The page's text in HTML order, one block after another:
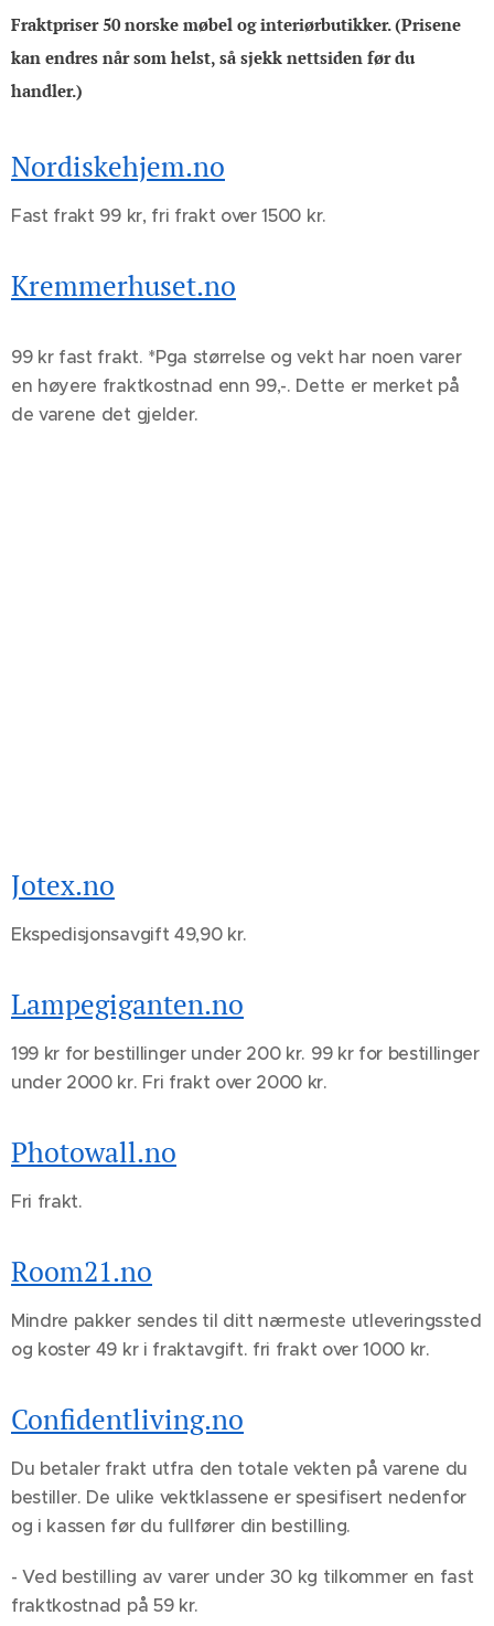
Fraktpriser 50 norske møbel og interiørbutikker. (Prisene
kan endres når som helst, så sjekk nettsiden før du
handler.)
Nordiskehjem.no
Fast frakt 99 kr, fri frakt over 1500 kr.
Kremmerhuset.no
99 kr fast frakt. *Pga størrelse og vekt har noen varer
en høyere fraktkostnad enn 99,-. Dette er merket på
de varene det gjelder.
Jotex.no
Ekspedisjonsavgift 49,90 kr.
Lampegiganten.no
199 kr for bestillinger under 200 kr. 99 kr for bestillinger
under 2000 kr. Fri frakt over 2000 kr.
Photowall.no
Fri frakt.
Room21.no
Mindre pakker sendes til ditt nærmeste utleveringssted
og koster 49 kr i fraktavgift. fri frakt over 1000 kr.
Confidentliving.no
Du betaler frakt utfra den totale vekten på varene du
bestiller. De ulike vektklassene er spesifisert nedenfor
og i kassen før du fullfører din bestilling.
- Ved bestilling av varer under 30 kg tilkommer en fast
fraktkostnad på 59 kr.